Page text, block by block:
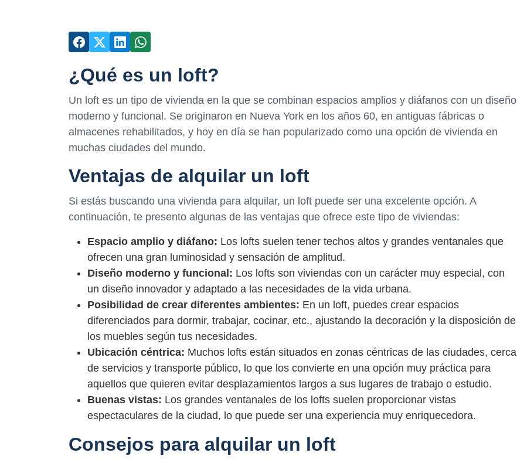
¿Qué es un loft?
Un loft es un tipo de vivienda en la que se combinan espacios amplios y diáfanos con un diseño
moderno y funcional. Se originaron en Nueva York en los años 60, en antiguas fábricas o
almacenes rehabilitados, y hoy en día se han popularizado como una opción de vivienda en
muchas ciudades del mundo.
Ventajas de alquilar un loft
Si estás buscando una vivienda para alquilar, un loft puede ser una excelente opción. A
continuación, te presento algunas de las ventajas que ofrece este tipo de viviendas:
Espacio amplio y diáfano: Los lofts suelen tener techos altos y grandes ventanales que
ofrecen una gran luminosidad y sensación de amplitud.
Diseño moderno y funcional: Los lofts son viviendas con un carácter muy especial, con
un diseño innovador y adaptado a las necesidades de la vida urbana.
Posibilidad de crear diferentes ambientes: En un loft, puedes crear espacios
diferenciados para dormir, trabajar, cocinar, etc., ajustando la decoración y la disposición de
los muebles según tus necesidades.
Ubicación céntrica: Muchos lofts están situados en zonas céntricas de las ciudades, cerca
de servicios y transporte público, lo que los convierte en una opción muy práctica para
aquellos que quieren evitar desplazamientos largos a sus lugares de trabajo o estudio.
Buenas vistas: Los grandes ventanales de los lofts suelen proporcionar vistas
espectaculares de la ciudad, lo que puede ser una experiencia muy enriquecedora.
Consejos para alquilar un loft